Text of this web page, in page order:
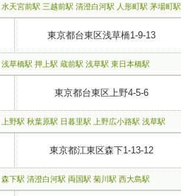
天宮前駅 三越前駅 清澄白河駅 人形町駅 茅場町駅
東京都台東区浅草橋1-9-13
草橋駅 押上駅 蔵前駅 浅草駅 東日本橋駅
東京都台東区上野4-5-6
野駅 秋葉原駅 日暮里駅 上野広小路駅 浅草駅
東京都江東区森下1-13-12
下駅 清澄白河駅 両国駅 菊川駅 西大島駅